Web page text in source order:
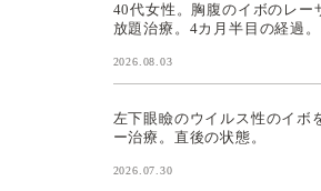
40代女性。胸腹のイボのレー
放題治療。4カ月半目の経過。
2026.08.03
左下眼瞼のウイルス性のイボ
ー治療。直後の状態。
2026.07.30